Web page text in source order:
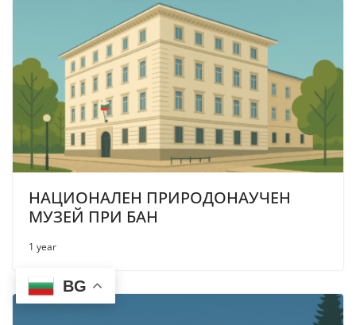
НАЦИОНАЛЕН ПРИРОДОНАУЧЕН
МУЗЕЙ ПРИ БАН
1 year
BG